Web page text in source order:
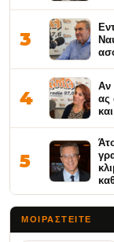
3
4
Αν
ας
5
ΜΟΙΡΑΣΤΕΊΤΕ